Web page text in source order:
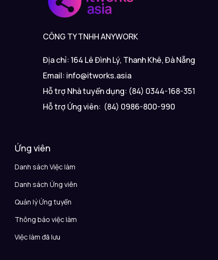
CÔNG TY TNHH ANYWORK
Địa chỉ: 164 Lê Đình Lý, Thanh Khê, Đà Nẵng
Email: info@itworks.asia
Hỗ trợ Nhà tuyển dụng: (84) 0344-168-351
Hỗ trợ Ứng viên: (84) 0986-800-990
Ứng viên
Danh sách Việc làm
Danh sách Ứng viên
Quản lý Ứng tuyển
Thông báo việc làm
Việc làm đã lưu